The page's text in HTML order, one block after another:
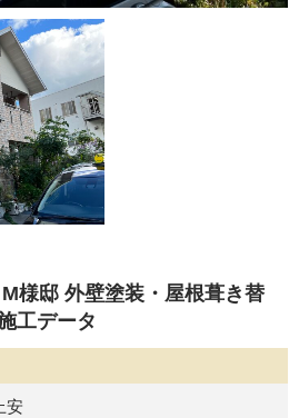
様邸 外壁塗装・屋根葺き替
工データ
安